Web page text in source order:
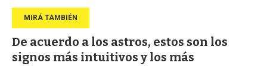
De acuerdo a los astros, estos son los
signos más intuitivos y los más